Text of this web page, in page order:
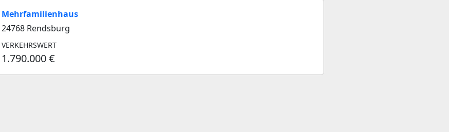
Mehrfamilienhaus
24768 Rendsburg
VERKEHRSWERT
1.790.000 €